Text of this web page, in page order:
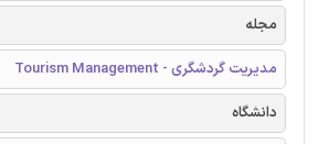
مجله
مدیریت گردشگری - Tourism Management
دانشگاه